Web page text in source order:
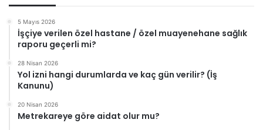
5 Mayıs 2026
İşçiye verilen özel hastane / özel muayenehane sağlık
raporu geçerli mi?
28 Nisan 2026
Yol izni hangi durumlarda ve kaç gün verilir? (İş
Kanunu)
20 Nisan 2026
Metrekareye göre aidat olur mu?